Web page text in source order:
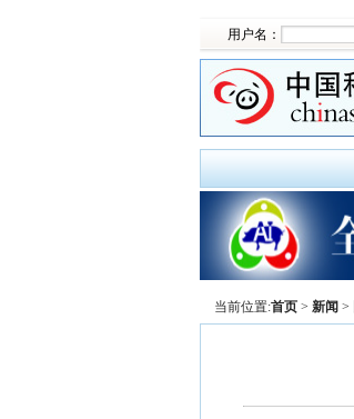
用户名：
当前位置:首页 > 新闻 >